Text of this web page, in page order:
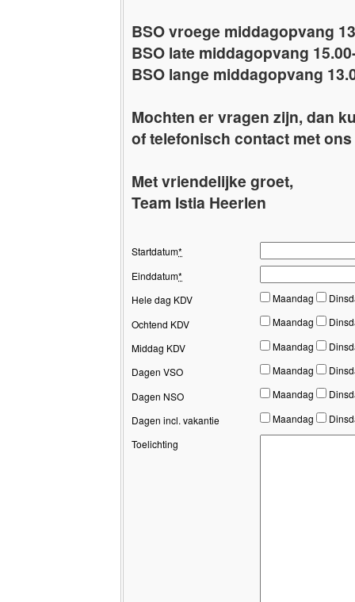
BSO vroege middagopvang
BSO late middagopvang
BSO lange middagopvang
Mochten er vragen zijn, dan
of telefonisch contact met
Met vriendelijke groet,
Team Istia Heerlen
Startdatum*
Einddatum*
Hele dag KDV
Maandag
Ochtend KDV
Maandag
Middag KDV
Maandag
Dagen VSO
Maandag
Dagen NSO
Maandag
Dagen incl. vakantie
Maandag
Toelichting